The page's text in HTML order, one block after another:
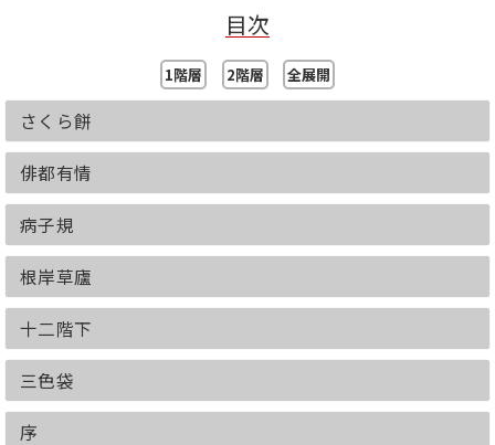
目次
1階層 2階層 全展開
さくら餅
俳都有情
病子規
根岸草廬
十二階下
三色袋
序